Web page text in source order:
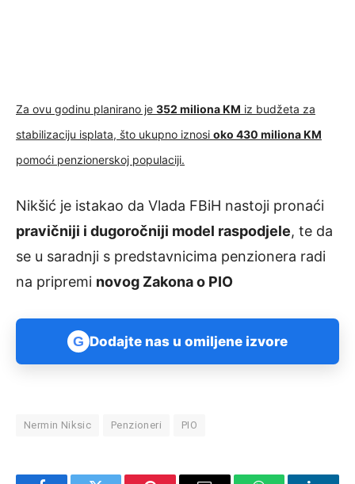
Za ovu godinu planirano je 352 miliona KM iz budžeta za
stabilizaciju isplata, što ukupno iznosi oko 430 miliona KM
pomoći penzionerskoj populaciji.
Nikšić je istakao da Vlada FBiH nastoji pronaći
pravičniji i dugoročniji model raspodjele, te da
se u saradnji s predstavnicima penzionera radi
na pripremi novog Zakona o PIO
G Dodajte nas u omiljene izvore
Nermin Niksic Penzioneri PIO